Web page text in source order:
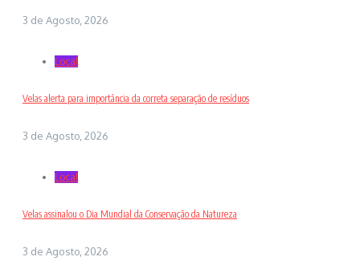
3 de Agosto, 2026
Local
Velas alerta para importância da correta separação de resíduos
3 de Agosto, 2026
Local
Velas assinalou o Dia Mundial da Conservação da Natureza
3 de Agosto, 2026